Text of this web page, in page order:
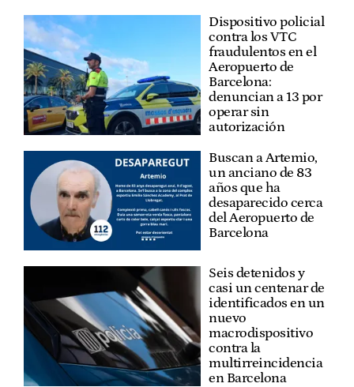
Dispositivo policial
contra los VTC
fraudulentos en el
Aeropuerto de
Barcelona:
denuncian a 13 por
operar sin
autorización
Buscan a Artemio,
un anciano de 83
años que ha
desaparecido cerca
del Aeropuerto de
Barcelona
Seis detenidos y
casi un centenar de
identificados en un
nuevo
macrodispositivo
contra la
multirreincidencia
en Barcelona